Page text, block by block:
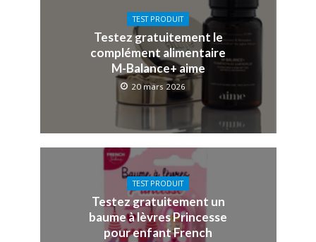
TEST PRODUIT
Testez gratuitement le
complément alimentaire
M-Balance+ aime
20 mars 2026
TEST PRODUIT
Testez gratuitement un
baume à lèvres Princesse
pour enfant French